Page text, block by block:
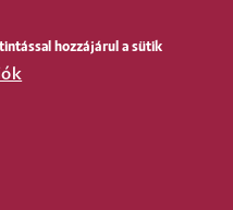
hozzájárul a sütik